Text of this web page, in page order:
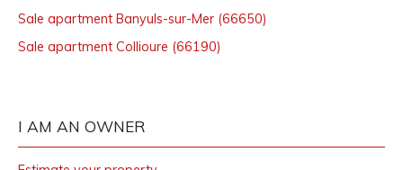
Sale apartment Banyuls-sur-Mer (66650)
Sale apartment Collioure (66190)
I AM AN OWNER